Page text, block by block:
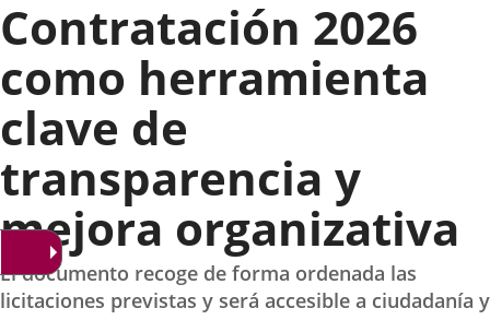
Contratación 2026
como herramienta
clave de
transparencia y
mejora organizativa
El documento recoge de forma ordenada las
licitaciones previstas y será accesible a ciudadanía y